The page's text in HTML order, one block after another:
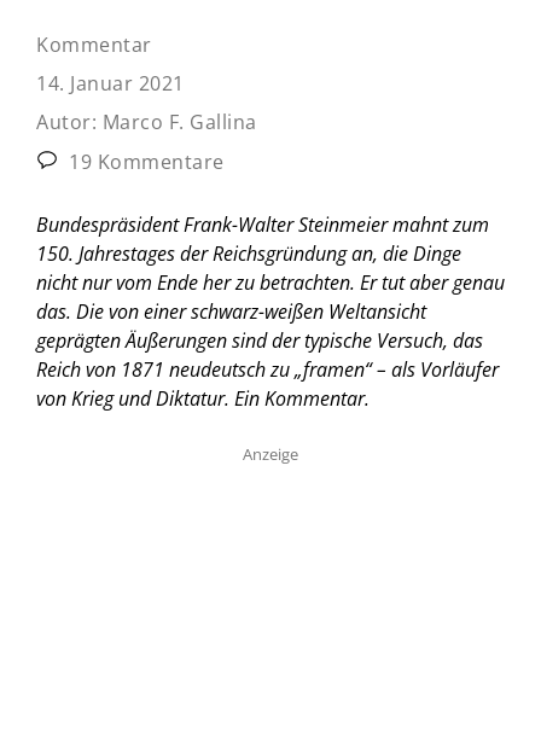
Kommentar
14. Januar 2021
Autor: Marco F. Gallina
19 Kommentare
Bundespräsident Frank-Walter Steinmeier mahnt zum
150. Jahrestages der Reichsgründung an, die Dinge
nicht nur vom Ende her zu betrachten. Er tut aber genau
das. Die von einer schwarz-weißen Weltansicht
geprägten Äußerungen sind der typische Versuch, das
Reich von 1871 neudeutsch zu „framen“ – als Vorläufer
von Krieg und Diktatur. Ein Kommentar.
Anzeige